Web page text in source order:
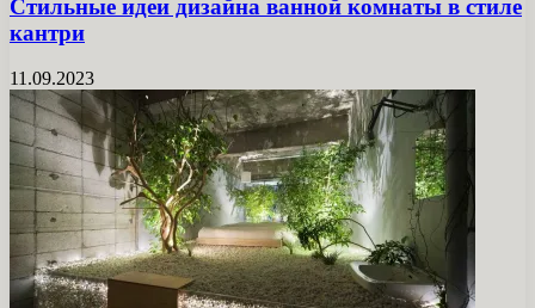
Стильные идеи дизайна ванной комнаты в стиле
кантри
11.09.2023